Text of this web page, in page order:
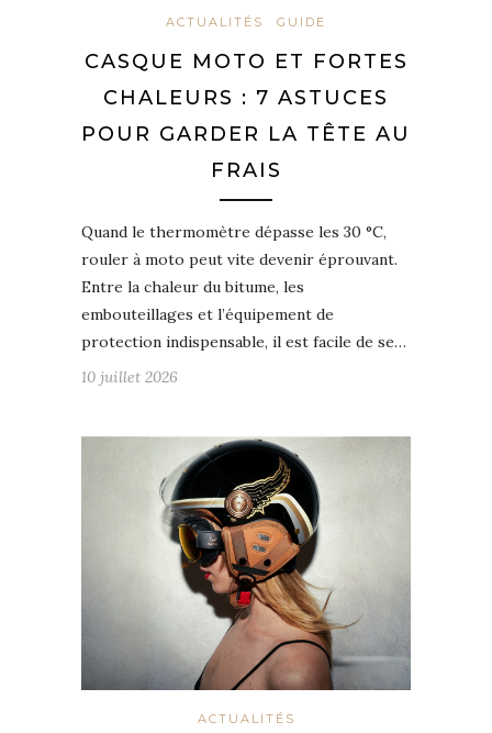
ACTUALITÉS GUIDE
CASQUE MOTO ET FORTES
CHALEURS : 7 ASTUCES
POUR GARDER LA TÊTE AU
FRAIS
Quand le thermomètre dépasse les 30 °C,
rouler à moto peut vite devenir éprouvant.
Entre la chaleur du bitume, les
embouteillages et l’équipement de
protection indispensable, il est facile de se…
10 juillet 2026
ACTUALITÉS